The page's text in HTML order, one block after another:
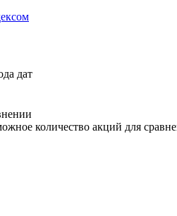
дат
количество акций для